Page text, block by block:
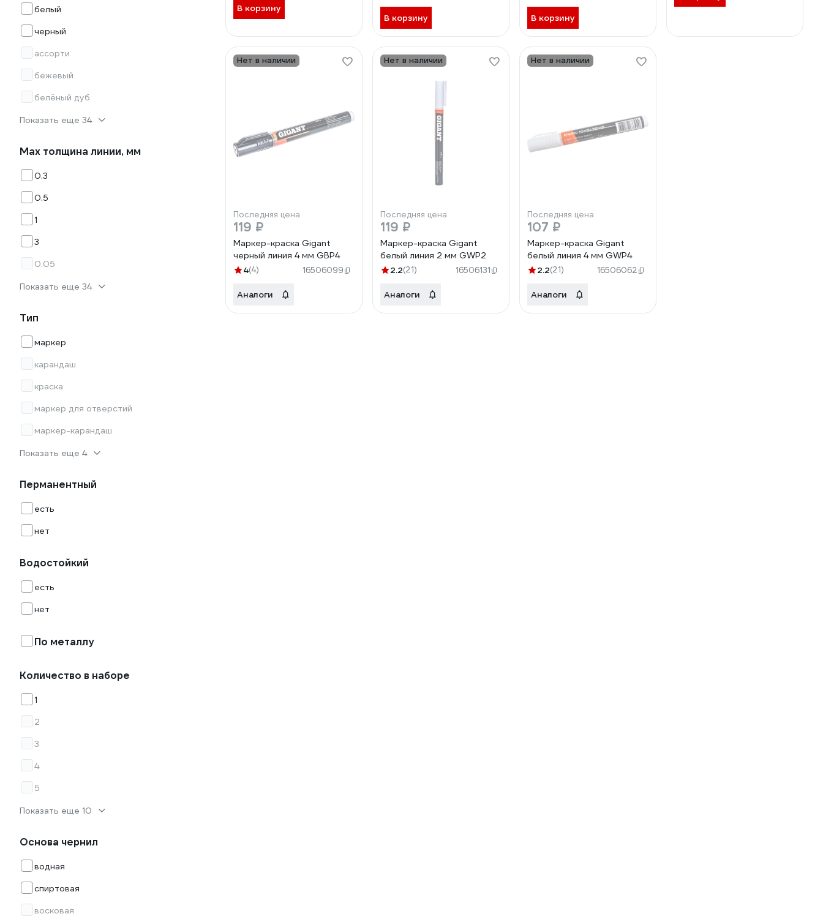
белый
черный
ассорти
бежевый
белёный дуб
Показать еще 34
Мах толщина линии, мм
0.3
0.5
1
3
0.05
Показать еще 34
Тип
маркер
карандаш
краска
маркер для отверстий
маркер-карандаш
Показать еще 4
Перманентный
есть
нет
Водостойкий
есть
нет
По металлу
Количество в наборе
1
2
3
4
5
Показать еще 10
Основа чернил
водная
спиртовая
восковая
В корзину
В корзину В корзину
Нет в наличии
Последняя цена
119 ₽
Маркер-краска Gigant
черный линия 4 мм GBP4
4(4) 16506099
Аналоги
Нет в наличии
Последняя цена
119 ₽
Маркер-краска Gigant
белый линия 2 мм GWP2
2.2(21) 16506131
Аналоги
Нет в наличии
Последняя цена
107 ₽
Маркер-краска Gigant
белый линия 4 мм GWP4
2.2(21) 16506062
Аналоги